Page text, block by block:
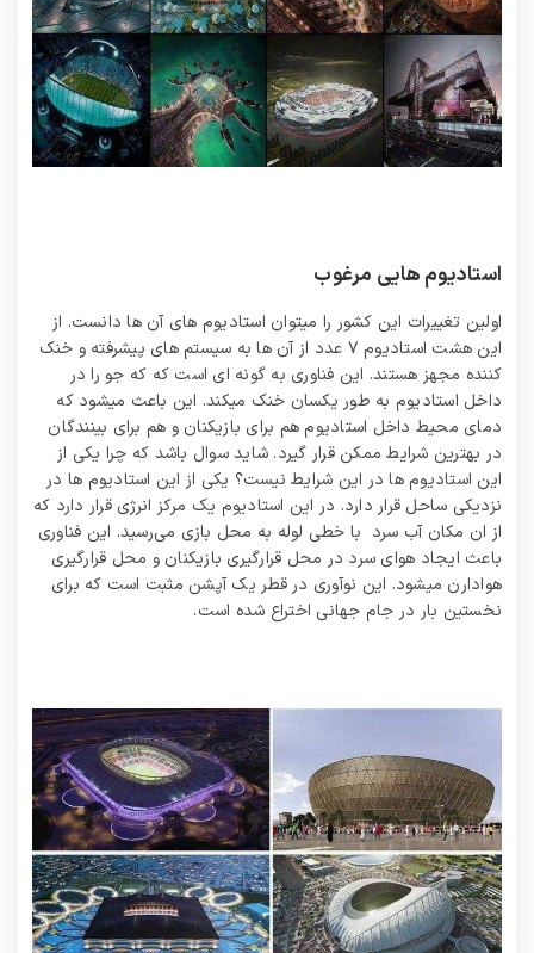
استادیوم هایی مرغوب
اولین تغییرات این کشور را میتوان استادیوم های آن ها دانست. از
این هشت استادیوم ۷ عدد از آن ها به سیستم های پیشرفته و خنک
کننده مجهز هستند. این فناوری به گونه ای است که که جو را در
داخل استادیوم به طور یکسان خنک میکند. این باعث میشود که
دمای محیط داخل استادیوم هم برای بازیکنان و هم برای بینندگان
در بهترین شرایط ممکن قرار گیرد. شاید سوال باشد که چرا یکی از
این استادیوم ها در این شرایط نیست؟ یکی از این استادیوم ها در
نزدیکی ساحل قرار دارد. در این استادیوم یک مرکز انرژی قرار دارد که
از ان مکان آب سرد با خطی لوله به محل بازی می‌رسید. این فناوری
باعث ایجاد هوای سرد در محل قرارگیری بازیکنان و محل قرارگیری
هوادارن میشود. این نوآوری در قطر یک آپشن مثبت است که برای
نخستین بار در جام جهانی اختراع شده است.